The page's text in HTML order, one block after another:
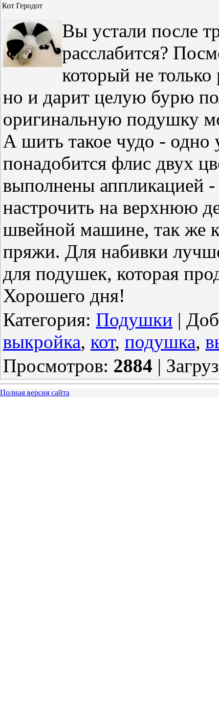
Кот Геродот
Вы устали после
расслабится?
который не
но и дарит целую бурю
оригинальную подушку
А шить такое чудо - одно
понадобится флис двух
выполнены аппликацией
настрочить на верхнюю
швейной машине, так же
пряжи. Для набивки
для подушек, которая
Хорошего дня!
Категория: Подушки |
выкройка, кот, подушка,
Просмотров: 2884 |
Полная версия сайта